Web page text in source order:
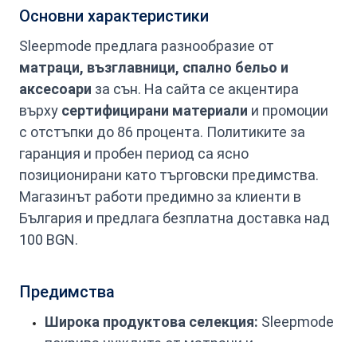
Основни характеристики
Sleepmode предлага разнообразие от
матраци, възглавници, спално бельо и
аксесоари за сън. На сайта се акцентира
върху сертифицирани материали и промоции
с отстъпки до 86 процента. Политиките за
гаранция и пробен период са ясно
позиционирани като търговски предимства.
Магазинът работи предимно за клиенти в
България и предлага безплатна доставка над
100 BGN.
Предимства
Широка продуктова селекция: Sleepmode